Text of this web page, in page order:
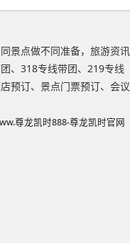
景点做不同准备，旅游资讯
、318专线带团、219专线
预订、景点门票预订、会议
尊龙凯时888-尊龙凯时官网